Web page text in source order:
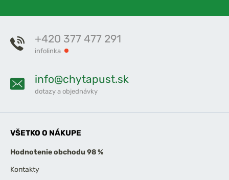
+420 377 477 291
infolinka
info@chytapust.sk
dotazy a objednávky
VŠETKO O NÁKUPE
Hodnotenie obchodu 98 %
Kontakty